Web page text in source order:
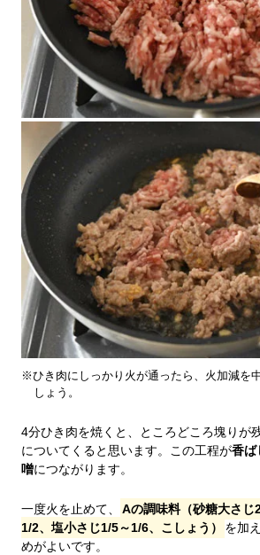
※ひき肉にしっかり火が通ったら、火加減を
しょう。
4分ひき肉を焼くと、ところどころ塊りが
についてくると思います。この工程が香ば
噌につながります。
一度火を止めて、
Aの調味料（砂糖大さじ
1/2、塩小さじ1/5～1/6、こしょう）
を加
めがよいです。